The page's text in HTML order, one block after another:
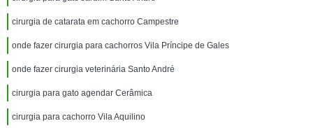
cirurgia de catarata em cachorro Campestre
onde fazer cirurgia para cachorros Vila Príncipe de Gales
onde fazer cirurgia veterinária Santo André
cirurgia para gato agendar Cerâmica
cirurgia para cachorro Vila Aquilino